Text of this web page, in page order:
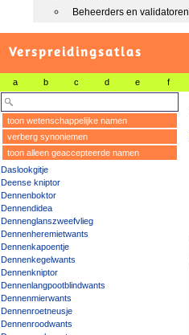
Beheerders en validatoren
Verspreidingsatlas
a b c d e f
toon wetenschappelijke namen
verberg synoniemen
toon alleen geaccepteerde namen
Daslookgitje
Deense kniptor
Dennenboktor
Dennendidea
Dennenglanszweefvlieg
Dennenheremietwants
Dennenkapoentje
Dennenkegelwants
Dennenkniptor
Dennenlangpootblindwants
Dennenmierwants
Dennenroetneusje
Dennenroodwants